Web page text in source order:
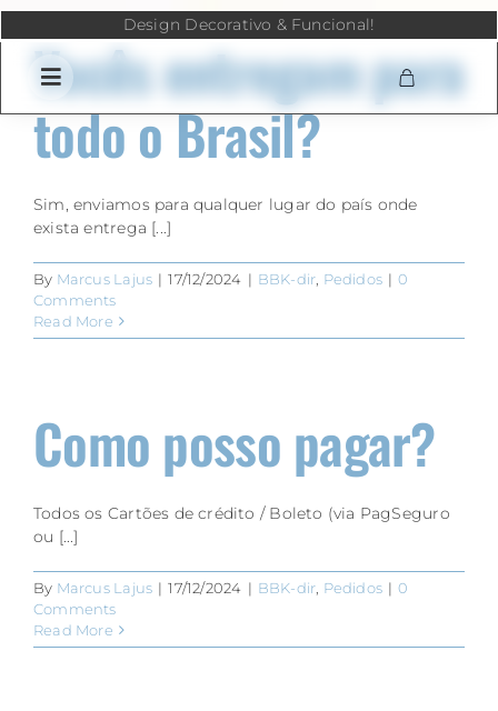
Skip
Design Decorativo & Funcional!
Vocês entregam para
todo o Brasil?
Sim, enviamos para qualquer lugar do país onde
exista entrega [...]
By Marcus Lajus | 17/12/2024 | BBK-dir Pedidos | 0
Comments
Read More
Como posso pagar?
Todos os Cartões de crédito / Boleto (via PagSeguro
ou [...]
By Marcus Lajus | 17/12/2024 | BBK-dir Pedidos | 0
Comments
Read More